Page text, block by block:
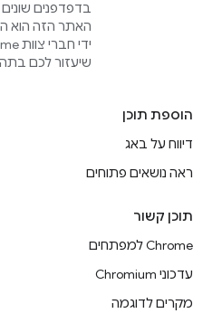
בדפדפנים
האתר הזה הוא
שיעזור לכם
הוספת תוכן
דיווח על באג
ראה נושאים פתוחים
תוכן קשור
Chrome למפתחים
עדכוני Chromium
מקרים לדוגמה